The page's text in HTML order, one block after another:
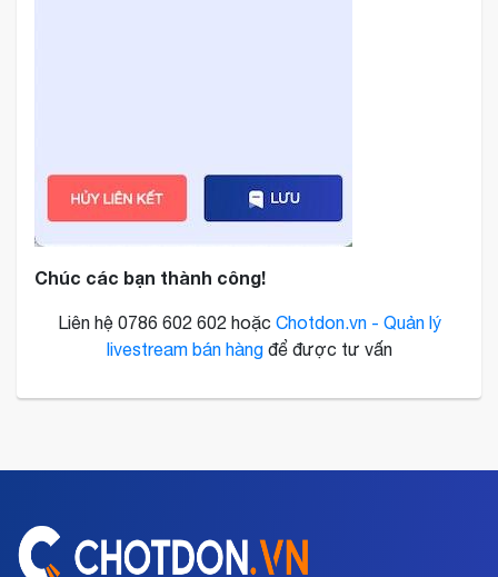
Chúc các bạn thành công!
Liên hệ 0786 602 602 hoặc Chotdon.vn - Quản lý
livestream bán hàngđể được tư vấn